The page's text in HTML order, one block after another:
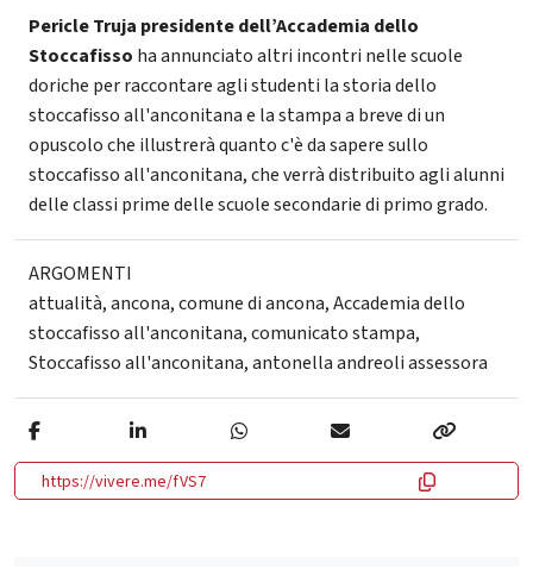
Pericle Truja presidente dell’Accademia dello
Stoccafisso ha annunciato altri incontri nelle scuole
doriche per raccontare agli studenti la storia dello
stoccafisso all'anconitana e la stampa a breve di un
opuscolo che illustrerà quanto c'è da sapere sullo
stoccafisso all'anconitana, che verrà distribuito agli alunni
delle classi prime delle scuole secondarie di primo grado.
ARGOMENTI
attualità,ancona,comune di ancona,Accademia dello
stoccafisso all'anconitana,comunicato stampa,
Stoccafisso all'anconitana,antonella andreoli assessora
https://vivere.me/fVS7